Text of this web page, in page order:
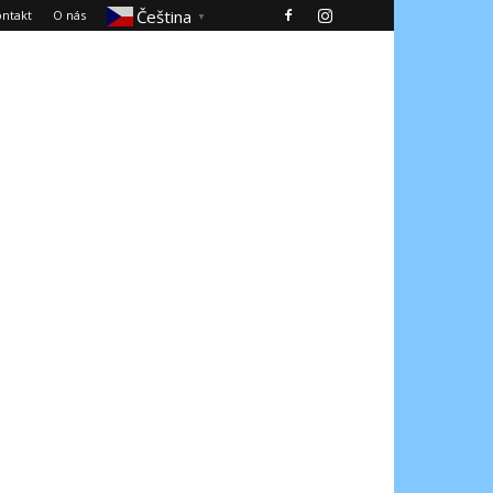
O nás Čeština‎ ▼